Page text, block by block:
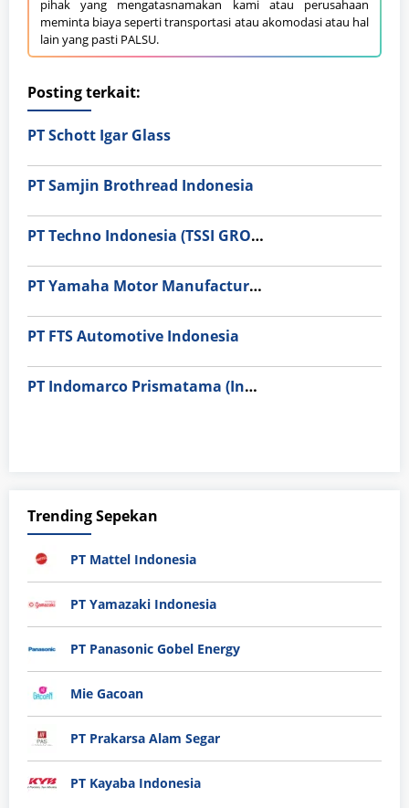
pihak yang mengatasnamakan kami atau perusahaan
meminta biaya seperti transportasi atau akomodasi atau hal
lain yang pasti PALSU.
Posting terkait:
PT Schott Igar Glass
PT Samjin Brothread Indonesia
PT Techno Indonesia (TSSI GROUP)
PT Yamaha Motor Manufacturing
PT FTS Automotive Indonesia
PT Indomarco Prismatama (Indomaret Group)
Trending Sepekan
PT Mattel Indonesia
PT Yamazaki Indonesia
PT Panasonic Gobel Energy
Mie Gacoan
PT Prakarsa Alam Segar
PT Kayaba Indonesia